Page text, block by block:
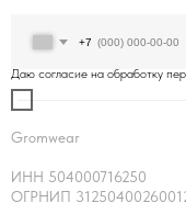
Gromwear
ИНН 504000716250
ОГРНИП
+7
Даю согласие на обработку